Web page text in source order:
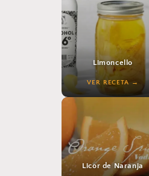
Limoncello
VER RECETA
VER RECETA
Licor de Naranja